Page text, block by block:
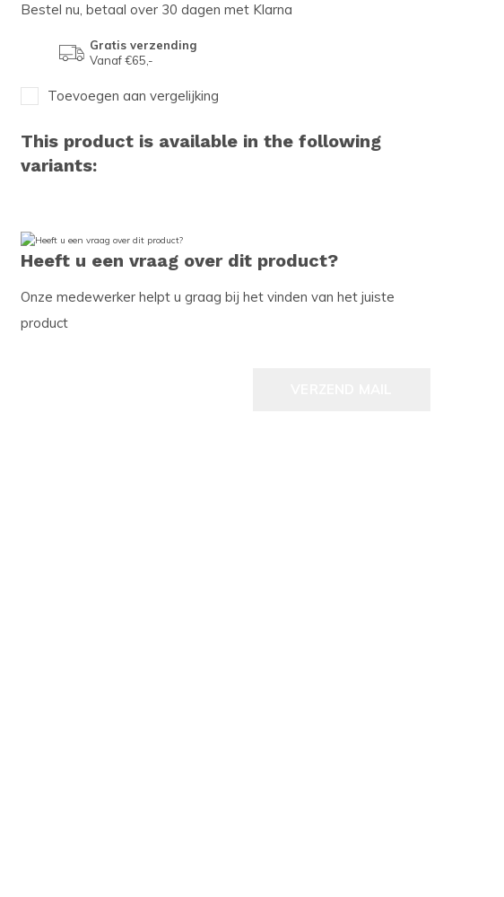
Bestel nu, betaal over 30 dagen met Klarna
Gratis verzending
Vanaf €65,-
Toevoegen aan vergelijking
This product is available in the following
variants:
Heeft u een vraag over dit product?
Onze medewerker helpt u graag bij het vinden van het juiste
product